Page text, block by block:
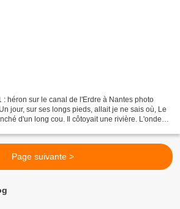
: héron sur le canal de l'Erdre à Nantes photo
jour, sur ses longs pieds, allait je ne sais où, Le
d'un long cou. Il côtoyait une rivière. L'onde
Page suivante >